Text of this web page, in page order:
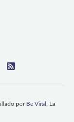
por Be Viral , La